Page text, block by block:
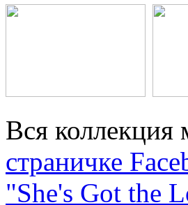
Вся
страничке
"She's Got the